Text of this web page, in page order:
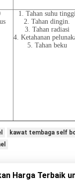
1. Tahan suhu
2. Tahan dingin.
3. Tahan radiasi
4. Ketahanan
5. Tahan beku
kawat tembaga self
Harga Terbaik